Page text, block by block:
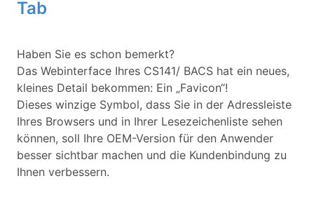
Tab
Haben Sie es schon bemerkt?
Das Webinterface Ihres CS141/ BACS hat ein neues,
kleines Detail bekommen: Ein „Favicon“!
Dieses winzige Symbol, dass Sie in der Adressleiste
Ihres Browsers und in Ihrer Lesezeichenliste sehen
können, soll Ihre OEM-Version für den Anwender
besser sichtbar machen und die Kundenbindung zu
Ihnen verbessern.